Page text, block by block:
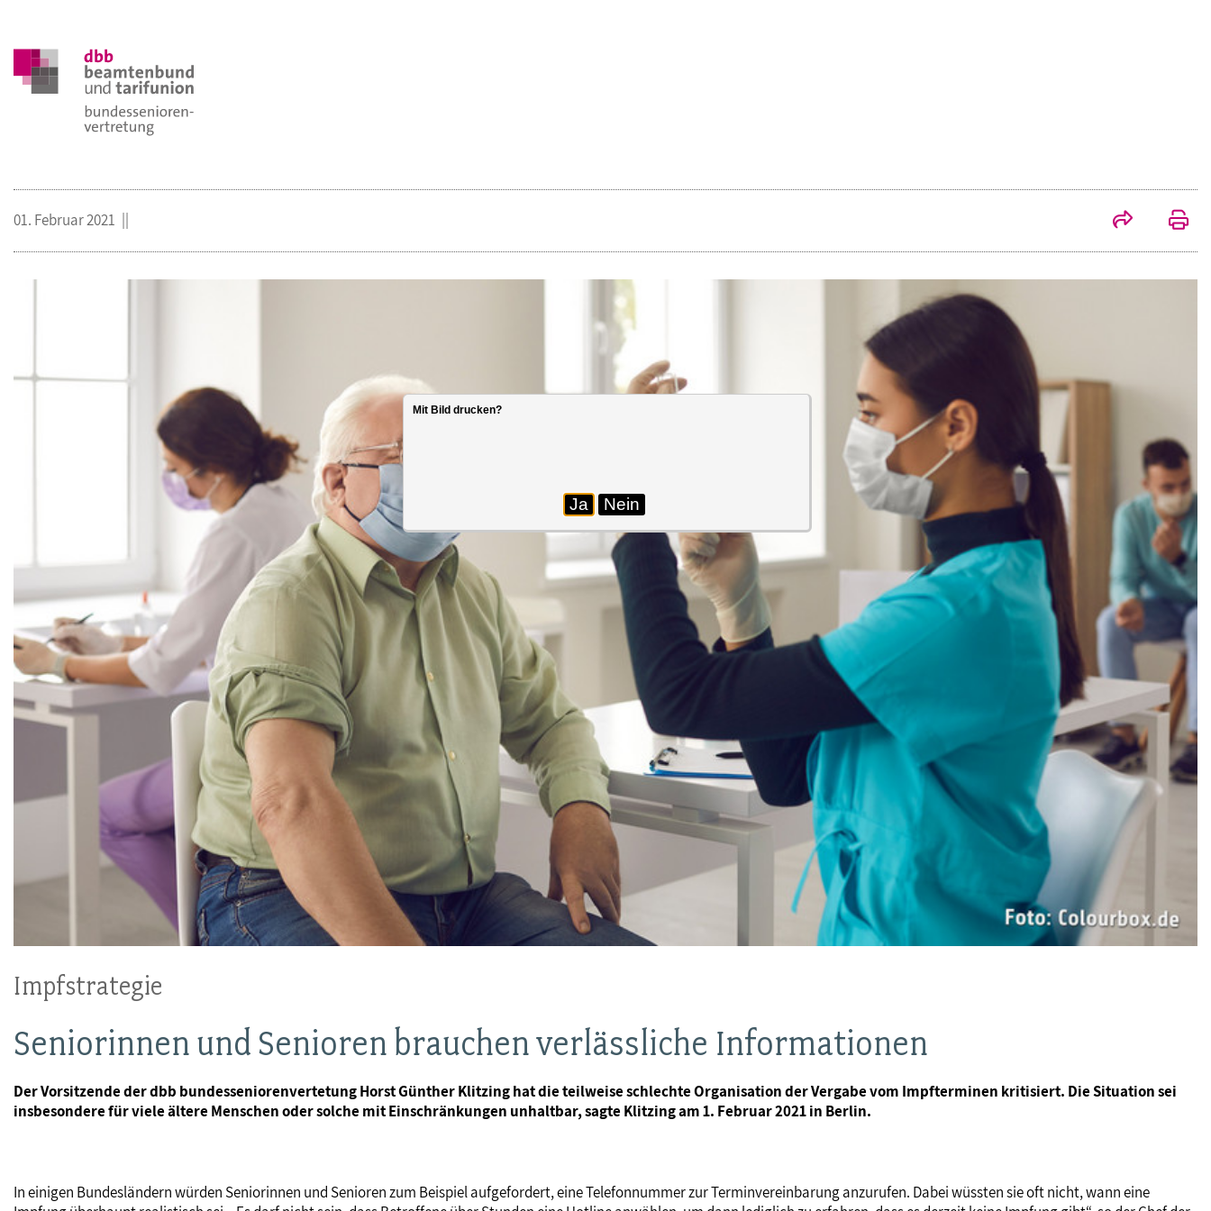
Impfstrategie
Seniorinnen und Senioren brauchen verlässliche Informationen
Der Vorsitzende der dbb bundesseniorenvertetung Horst Günther Klitzing hat die teilweise schlechte Organisation der Vergabe vom Impfterminen kritisiert. Die Situation sei
insbesondere für viele ältere Menschen oder solche mit Einschränkungen unhaltbar, sagte Klitzing am 1. Februar 2021 in Berlin.
01. Februar 2021
In einigen Bundesländern würden Seniorinnen und Senioren zum Beispiel aufgefordert, eine Telefonnummer zur Terminvereinbarung anzurufen. Dabei wüssten sie oft nicht, wann eine
Mit Bild drucken?
Ja Nein